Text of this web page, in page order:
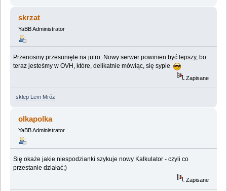
skrzat
YaBB Administrator
Przenosiny przesunięte na jutro. Nowy serwer powinien być lepszy, bo
teraz jesteśmy w OVH, które, delikatnie mówiąc, się sypie
Zapisane
sklep Lem Mróz
olkapolka
YaBB Administrator
Się okaże jakie niespodzianki szykuje nowy Kalkulator - czyli co
przestanie działać;)
Zapisane